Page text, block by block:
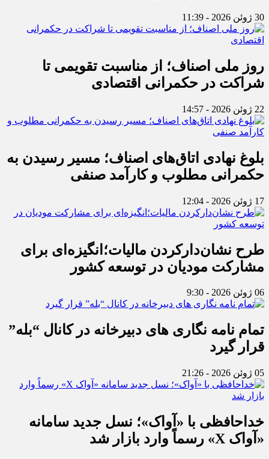
30 ژوئن 2026 - 11:39
روز ملی اصناف؛ از مناسبت تقویمی تا
شراکت در حکمرانی اقتصادی
22 ژوئن 2026 - 14:57
بلوغ نهادی اتاق‌های اصناف؛ مسیر رسیدن به
حکمرانی مطلوب و کارآمد صنفی
17 ژوئن 2026 - 12:04
طرح نشان‌دارکردن مالیات؛انگیزه‌ای برای
مشارکت مودیان در توسعه کشور
06 ژوئن 2026 - 9:30
تمام نامه نگاری های دبیرخانه در کانال “بله”
قرار گیرد
05 ژوئن 2026 - 21:26
خداحافظی با «آواک»؛ نسل جدید سامانه
«آواک X» رسماً وارد بازار شد